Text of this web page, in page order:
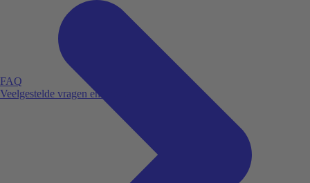
FAQ
Veelgestelde vragen en antwoorden.